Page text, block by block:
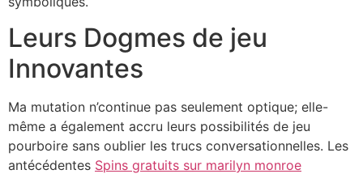
Leurs Dogmes de jeu
Innovantes
Ma mutation n’continue pas seulement optique; elle-
même a également accru leurs possibilités de jeu
pourboire sans oublier les trucs conversationnelles. Les
antécédentes Spins gratuits sur marilyn monroe